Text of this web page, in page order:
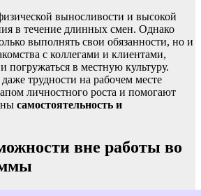
выносливости и высокой
в течение длинных смен. Однако
выполнять свои обязанности, но и
с коллегами и клиентами,
погружаться в местную культуру.
трудности на рабочем месте
личностного роста и помогают
самостоятельность и
вне работы во